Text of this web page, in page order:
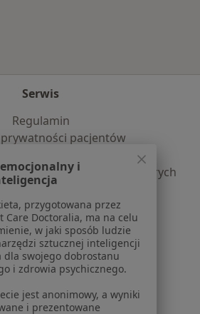
Serwis
Regulamin
pacjentów
profesjonalistów
dla profesjonalistów, których
samodzielnie
cookies
wyniki wyszukiwania
Dostępność
O nas
Rekrutujemy!
Partnerzy
prasowe
i
przygotowana przez
Care Doctoralia, ma na celu
w jaki sposób ludzie
sztucznej inteligencji
dla swojego dobrostanu
i zdrowia psychicznego.
jest anonimowy, a wyniki
i prezentowane